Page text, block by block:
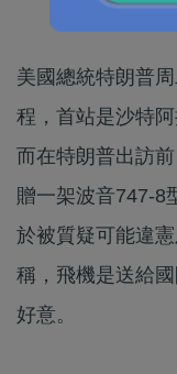
美國總統特朗普
程，首站是沙特
而在特朗普出訪
贈一架波音747-8
於被質疑可能違
稱，飛機是送給
好意。